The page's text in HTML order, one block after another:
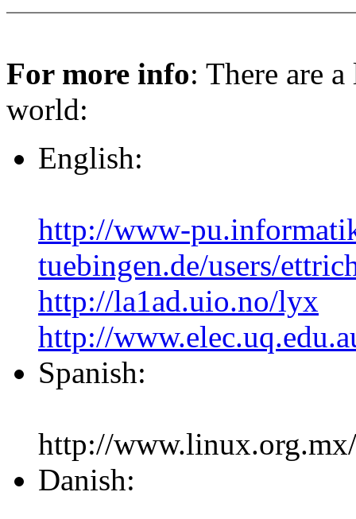
For more info: There are
world:
English:
http://www-
tuebingen.de/users/
http://la1ad.uio.no/lyx
http://
Spanish:
http://
Danish: